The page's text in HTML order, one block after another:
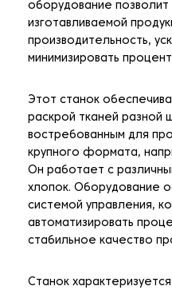
оборудование позволит
изготавливаемой
производительность,
минимизировать
Этот станок
раскрой тканей разной
востребованным для
крупного формата,
Он работает с
хлопок. Оборудование
системой управления,
автоматизировать
стабильное качество
Станок